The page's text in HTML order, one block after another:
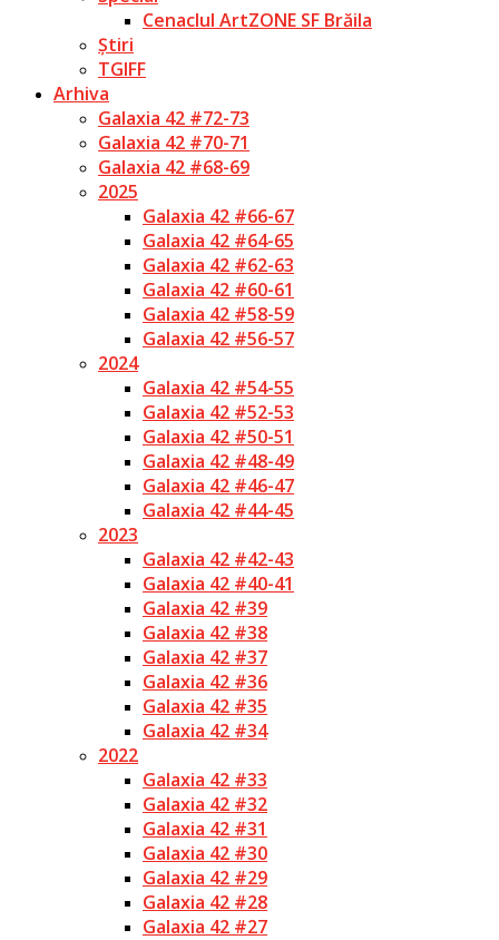
Cenaclul ArtZONE SF Brăila
Știri
TGIFF
Arhiva
Galaxia 42 #72-73
Galaxia 42 #70-71
Galaxia 42 #68-69
2025
Galaxia 42 #66-67
Galaxia 42 #64-65
Galaxia 42 #62-63
Galaxia 42 #60-61
Galaxia 42 #58-59
Galaxia 42 #56-57
2024
Galaxia 42 #54-55
Galaxia 42 #52-53
Galaxia 42 #50-51
Galaxia 42 #48-49
Galaxia 42 #46-47
Galaxia 42 #44-45
2023
Galaxia 42 #42-43
Galaxia 42 #40-41
Galaxia 42 #39
Galaxia 42 #38
Galaxia 42 #37
Galaxia 42 #36
Galaxia 42 #35
Galaxia 42 #34
2022
Galaxia 42 #33
Galaxia 42 #32
Galaxia 42 #31
Galaxia 42 #30
Galaxia 42 #29
Galaxia 42 #28
Galaxia 42 #27